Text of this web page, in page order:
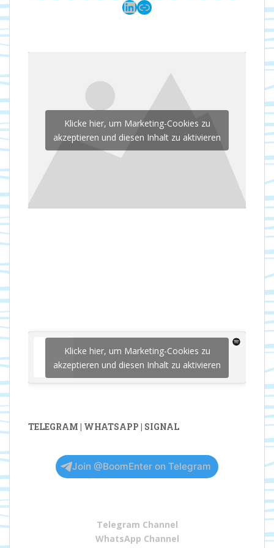
LinkedIn
Link
Klicke hier, um Marketing-Cookies zu
akzeptieren und diesen Inhalt zu aktivieren
Klicke hier, um Marketing-Cookies zu
akzeptieren und diesen Inhalt zu aktivieren
TELEGRAM | WHATSAPP | SIGNAL
Join @BoomEnter on Telegram
Telegram Channel
WhatsApp Channel